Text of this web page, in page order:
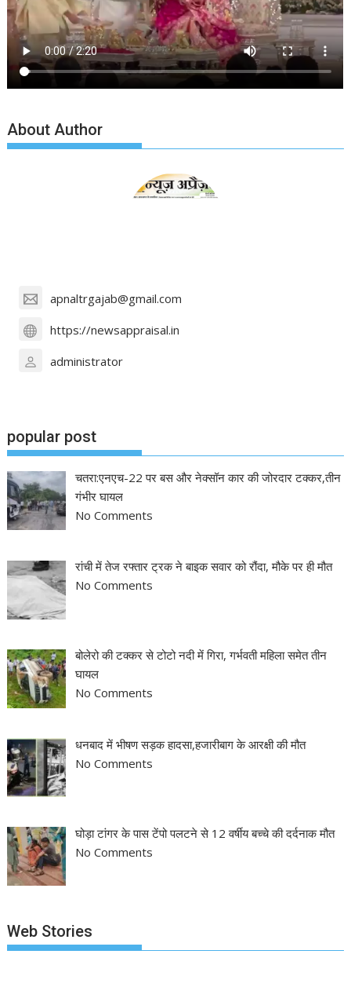
About Author
apnaltrgajab@gmail.com
https://newsappraisal.in
administrator
popular post
चतरा:एनएच-22 पर बस और नेक्सॉन कार की जोरदार टक्कर,तीन
गंभीर घायल
No Comments
रांची में तेज रफ्तार ट्रक ने बाइक सवार को रौंदा, मौके पर ही मौत
No Comments
बोलेरो की टक्कर से टोटो नदी में गिरा, गर्भवती महिला समेत तीन
घायल
No Comments
धनबाद में भीषण सड़क हादसा,हजारीबाग के आरक्षी की मौत
No Comments
घोड़ा टांगर के पास टेंपो पलटने से 12 वर्षीय बच्चे की दर्दनाक मौत
No Comments
Web Stories
झारखंड नगर निकाय
रांची में कांग्रेस की